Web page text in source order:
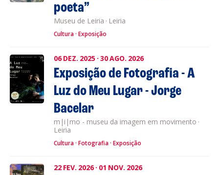
poeta”
Museu de Leiria · Leiria
Cultura Exposição
06 DEZ. 2025 · 30AGO. 2026
Exposição de Fotografia - A
Luz do Meu Lugar - Jorge
Bacelar
m|i|mo - museu da imagem em movimento ·
Leiria
Cultura Fotografia Exposição
22 FEV. 2026 · 01 NOV. 2026